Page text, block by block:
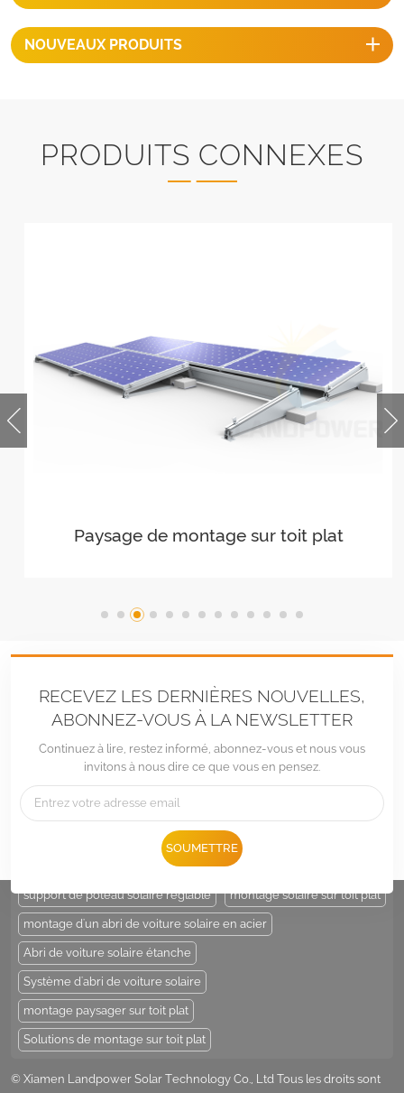
NOUVEAUX PRODUITS
PRODUITS CONNEXES
Paysage de montage sur toit plat
RECEVEZ LES DERNIÈRES NOUVELLES,
ABONNEZ-VOUS À LA NEWSLETTER
Continuez à lire, restez informé, abonnez-vous et nous vous
invitons à nous dire ce que vous en pensez.
SOUMETTRE
E-mail :Sales@LandpowerSolar.com
Add : Unit 206-9, No 15, Duiying Road, Jimei District, Xiamen, China
support de poteau solaire
support de poteau solaire réglable montage solaire sur toit plat
montage d'un abri de voiture solaire en acier
Abri de voiture solaire étanche
Système d'abri de voiture solaire
montage paysager sur toit plat
Solutions de montage sur toit plat
© Xiamen Landpower Solar Technology Co., Ltd Tous les droits sont